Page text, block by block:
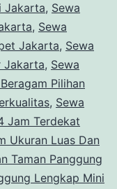
Jakarta, Sewa
, Sewa
Jakarta, Sewa
Jakarta, Sewa
Pilihan
, Sewa
Jam Terdekat
Ukuran Luas Dan
Taman Panggung
Lengkap Mini